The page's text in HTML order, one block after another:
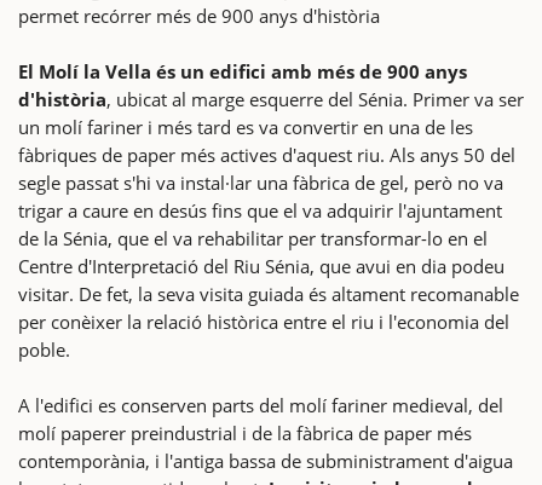
permet recórrer més de 900 anys d'història
El Molí la Vella és un edifici amb més de 900 anys
d'història, ubicat al marge esquerre del Sénia. Primer va ser
un molí fariner i més tard es va convertir en una de les
fàbriques de paper més actives d'aquest riu. Als anys 50 del
segle passat s'hi va instal·lar una fàbrica de gel, però no va
trigar a caure en desús fins que el va adquirir l'ajuntament
de la Sénia, que el va rehabilitar per transformar-lo en el
Centre d'Interpretació del Riu Sénia, que avui en dia podeu
visitar. De fet, la seva visita guiada és altament recomanable
per conèixer la relació històrica entre el riu i l'economia del
poble.
A l'edifici es conserven parts del molí fariner medieval, del
molí paperer preindustrial i de la fàbrica de paper més
contemporània, i l'antiga bassa de subministrament d'aigua